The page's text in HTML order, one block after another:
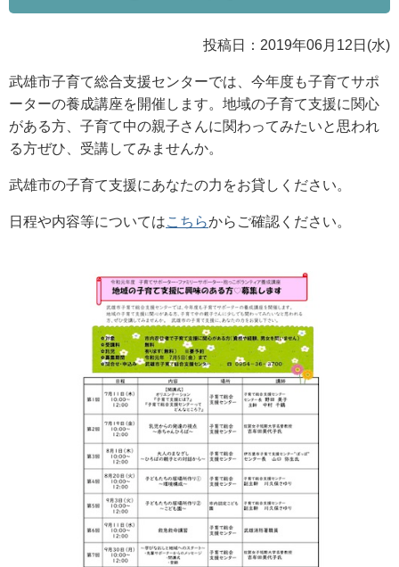
投稿日：2019年06月12日(水)
武雄市子育て総合支援センターでは、今年度も子育てサポ
ーターの養成講座を開催します。地域の子育て支援に関心
がある方、子育て中の親子さんに関わってみたいと思われ
る方ぜひ、受講してみませんか。
武雄市の子育て支援にあなたの力をお貸しください。
日程や内容等についてはこちらからご確認ください。